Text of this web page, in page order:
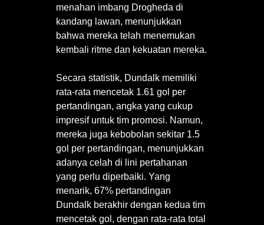
menahan imbang Drogheda di
kandang lawan, menunjukkan
bahwa mereka telah menemukan
kembali ritme dan kekuatan mereka.
Secara statistik, Dundalk memiliki
rata-rata mencetak 1.61 gol per
pertandingan, angka yang cukup
impresif untuk tim promosi. Namun,
mereka juga kebobolan sekitar 1.5
gol per pertandingan, menunjukkan
adanya celah di lini pertahanan
yang perlu diperbaiki. Yang
menarik, 67% pertandingan
Dundalk berakhir dengan kedua tim
mencetak gol, dengan rata-rata total